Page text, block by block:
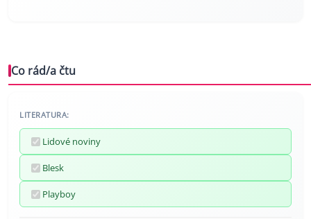
Co rád/a čtu
LITERATURA:
Lidové noviny
Blesk
Playboy